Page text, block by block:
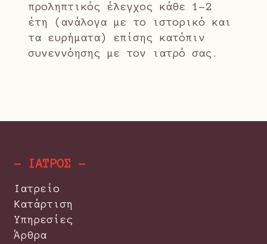
προληπτικός έλεγχος κάθε 1-2
έτη (ανάλογα με το ιστορικό και
τα ευρήματα) επίσης κατόπιν
συνεννόησης με τον ιατρό σας.
- ΙΑΤΡΟΣ -
Ιατρείο
Κατάρτιση
Υπηρεσίες
Άρθρα